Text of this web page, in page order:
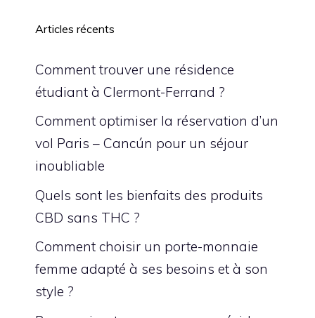
Articles récents
Comment trouver une résidence
étudiant à Clermont-Ferrand ?
Comment optimiser la réservation d’un
vol Paris – Cancún pour un séjour
inoubliable
Quels sont les bienfaits des produits
CBD sans THC ?
Comment choisir un porte-monnaie
femme adapté à ses besoins et à son
style ?